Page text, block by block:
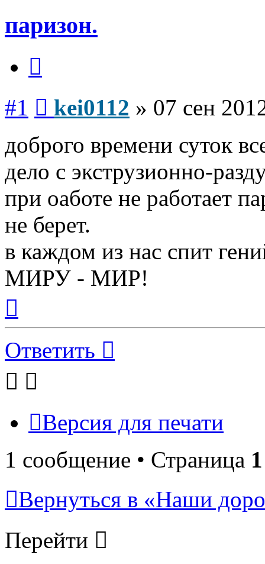
паризон.
#1 kei0112 » 07 сен
доброго времени суток
дело с экструзионно-
при оаботе не работает
не берет.
в каждом из нас спит
МИРУ - МИР!
началу
Ответить
Версия для печати
1 сообщение • Страница 1
Вернуться в «Наши
Перейти